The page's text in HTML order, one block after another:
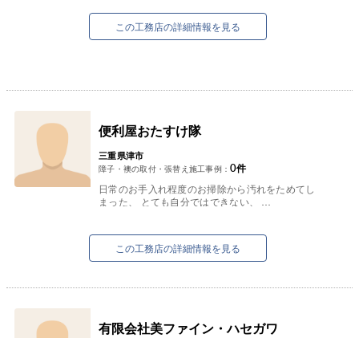
この工務店の詳細情報を見る
便利屋おたすけ隊
三重県津市
障子・襖の取付・張替え施工事例： 0件
日常のお手入れ程度のお掃除から汚れをためてし
まった、 とても自分ではできない、
この工務店の詳細情報を見る
有限会社美ファイン・ハセガワ